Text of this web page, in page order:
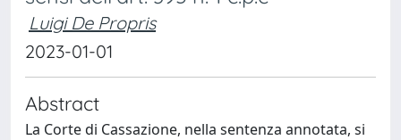
Luigi De Propris
2023-01-01
Abstract
La Corte di Cassazione, nella sentenza annotata, si